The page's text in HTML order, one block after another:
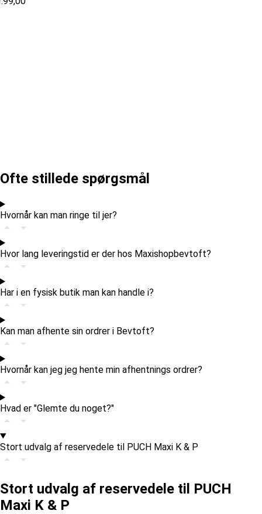
Ofte stillede spørgsmål
Hvornår kan man ringe til jer?
Hvor lang leveringstid er der hos Maxishopbevtoft?
Har i en fysisk butik man kan handle i?
Kan man afhente sin ordrer i Bevtoft?
Hvornår kan jeg jeg hente min afhentnings ordrer?
Hvad er "Glemte du noget?"
Stort udvalg af reservedele til PUCH Maxi K & P
Stort udvalg af reservedele til PUCH
Maxi K & P